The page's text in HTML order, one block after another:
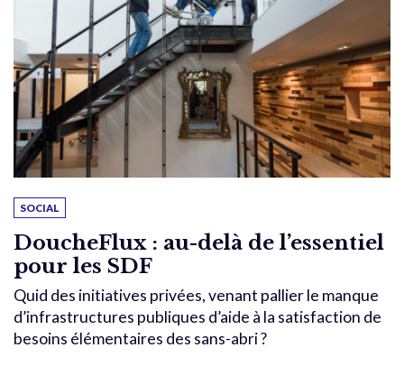
SOCIAL
DoucheFlux : au-delà de l’essentiel
pour les SDF
Quid des initiatives privées, venant pallier le manque
d’infrastructures publiques d’aide à la satisfaction de
besoins élémentaires des sans-abri ?